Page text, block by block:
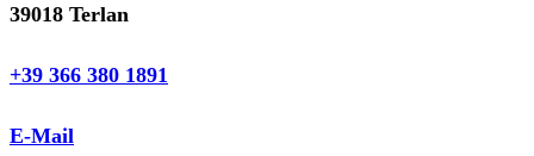
39018 Terlan
+39 366 380 1891
E-Mail